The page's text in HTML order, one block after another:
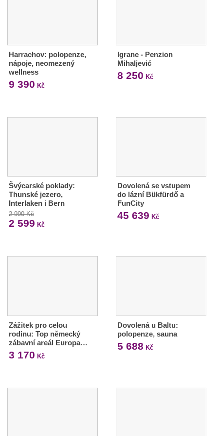
Harrachov: polopenze,
nápoje, neomezený
wellness
9 390 Kč
Igrane - Penzion
Mihaljević
8 250 Kč
Švýcarské poklady:
Thunské jezero,
Interlaken i Bern
2 990 Kč
2 599 Kč
Dovolená se vstupem
do lázní Bükfürdő a
FunCity
45 639 Kč
Zážitek pro celou
rodinu: Top německý
zábavní areál Europa…
3 170 Kč
Dovolená u Baltu:
polopenze, sauna
5 688 Kč